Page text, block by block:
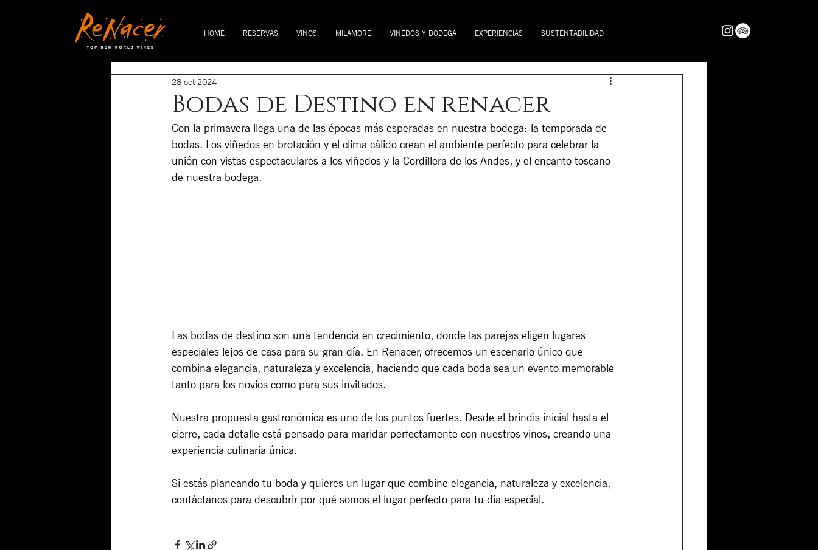
HOME RESERVAS VINOS MILAMORE VIÑEDOS Y BODEGA EXPERIENCIAS SUSTENTABILIDAD
Bodas de Destino en renacer
28 oct 2024
Con la primavera llega una de las épocas más esperadas en nuestra bodega: la temporada de
bodas. Los viñedos en brotación y el clima cálido crean el ambiente perfecto para celebrar la
unión con vistas espectaculares a los viñedos y la Cordillera de los Andes, y el encanto toscano
de nuestra bodega.
Las bodas de destino son una tendencia en crecimiento, donde las parejas eligen lugares
especiales lejos de casa para su gran día. En Renacer, ofrecemos un escenario único que
combina elegancia, naturaleza y excelencia, haciendo que cada boda sea un evento memorable
tanto para los novios como para sus invitados.
Nuestra propuesta gastronómica es uno de los puntos fuertes. Desde el brindis inicial hasta el
cierre, cada detalle está pensado para maridar perfectamente con nuestros vinos, creando una
experiencia culinaria única.
Si estás planeando tu boda y quieres un lugar que combine elegancia, naturaleza y excelencia,
contáctanos para descubrir por qué somos el lugar perfecto para tu día especial.